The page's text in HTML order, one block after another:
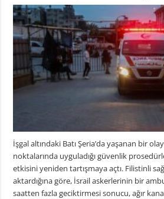
İşgal altındaki Batı Şeria’da yaşanan bir
noktalarında uyguladığı güvenlik
etkisini yeniden tartışmaya açtı. Filistinli
aktardığına göre, İsrail askerlerinin bir
saatten fazla geciktirmesi sonucu, ağır